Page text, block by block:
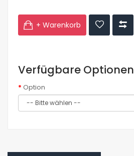
+ Warenkorb
Verfügbare Optionen
Option